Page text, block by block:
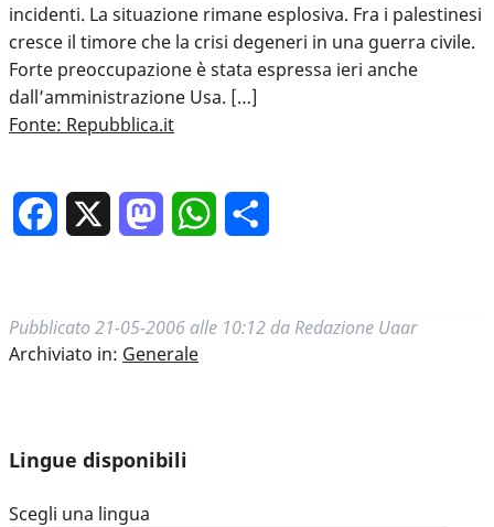
incidenti. La situazione rimane esplosiva. Fra i palestinesi
cresce il timore che la crisi degeneri in una guerra civile.
Forte preoccupazione è stata espressa ieri anche
dall’amministrazione Usa. […]
Fonte: Repubblica.it
Facebook MastodonWhatsApp
Pubblicato 21-05-2006 alle 10:12 da Redazione Uaar
Archiviato in: Generale
Lingue disponibili
Scegli una lingua